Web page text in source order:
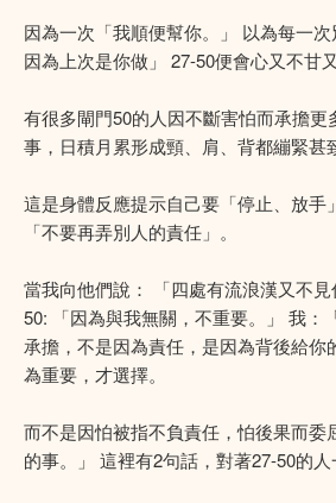
因為一次「我順便幫你。」 以為每一次
因為上次是你做」 27-50便會心又不甘
有很多閘門50的人因不斷害怕而承擔更
事，日積月累形成頸、肩、背都繃緊甚
這是身體反應提示自己要「停止、放手
「不要再弄別人的責任」。
當我向他們說： 「四處有流浪漢又不
50: 「因為與我無關，不重要。」 我：
承擔，不是因為責任，是因為背後給你
為重要，才選擇。
而不是因怕被指不負責任，怕後果而委
的事。」 這裡有2句話，對著27-50的人